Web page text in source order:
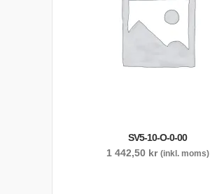
SV5-10-O-0-00
1 442,50 kr (inkl. moms)